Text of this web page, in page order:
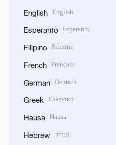
English English
Esperanto Esperanto
Filipino Filipino
French Français
German Deutsch
Greek Ελληνικά
Hausa Hausa
Hebrew עברית